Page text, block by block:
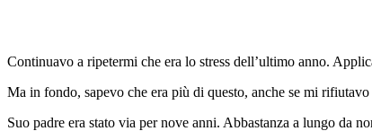
Continuavo a ripetermi che era lo stress dell’ultimo anno.
Ma in fondo, sapevo che era più di questo, anche se mi
Suo padre era stato via per nove anni. Abbastanza a lungo da